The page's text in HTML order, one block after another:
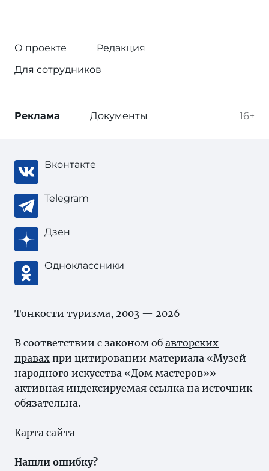
О проекте
Редакция
Для сотрудников
16+
Реклама Документы
Вконтакте
Telegram
Дзен
Одноклассники
Тонкости туризма, 2003 — 2026
В соответствии с законом об авторских
правах при цитировании материала «Музей
народного искусства «Дом мастеров»»
активная индексируемая ссылка на источник
обязательна.
Карта сайта
Нашли ошибку?